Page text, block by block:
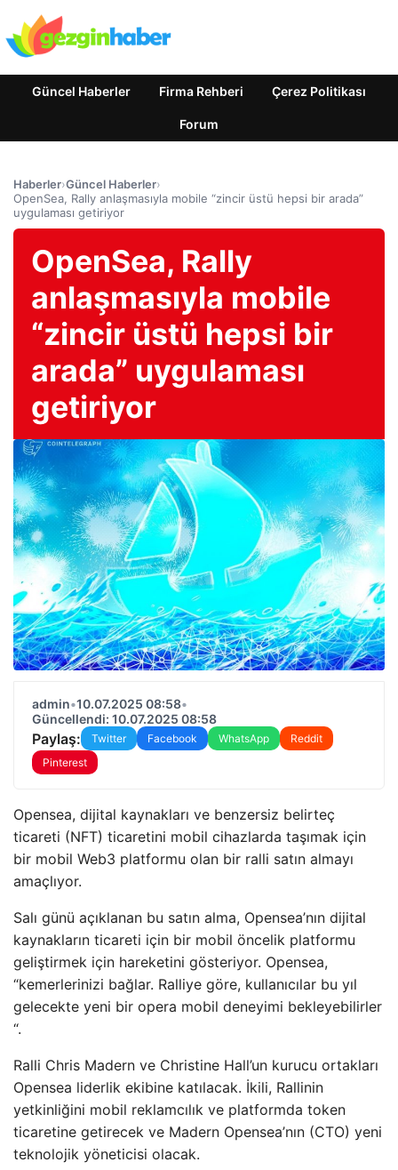
Güncel Haberler Firma Rehberi Çerez Politikası
Forum
Haberler›Güncel Haberler›
OpenSea, Rally anlaşmasıyla mobile “zincir üstü hepsi bir arada”
uygulaması getiriyor
OpenSea, Rally
anlaşmasıyla mobile
“zincir üstü hepsi bir
arada” uygulaması
getiriyor
admin•10.07.2025 08:58•
Güncellendi: 10.07.2025 08:58
Paylaş: Twitter Facebook WhatsApp
Reddit
Pinterest
Opensea, dijital kaynakları ve benzersiz belirteç
ticareti (NFT) ticaretini mobil cihazlarda taşımak için
bir mobil Web3 platformu olan bir ralli satın almayı
amaçlıyor.
Salı günü açıklanan bu satın alma, Opensea’nın dijital
kaynakların ticareti için bir mobil öncelik platformu
geliştirmek için hareketini gösteriyor. Opensea,
“kemerlerinizi bağlar. Ralliye göre, kullanıcılar bu yıl
gelecekte yeni bir opera mobil deneyimi bekleyebilirler
“.
Ralli Chris Madern ve Christine Hall’un kurucu ortakları
Opensea liderlik ekibine katılacak. İkili, Rallinin
yetkinliğini mobil reklamcılık ve platformda token
ticaretine getirecek ve Madern Opensea’nın (CTO) yeni
teknolojik yöneticisi olacak.